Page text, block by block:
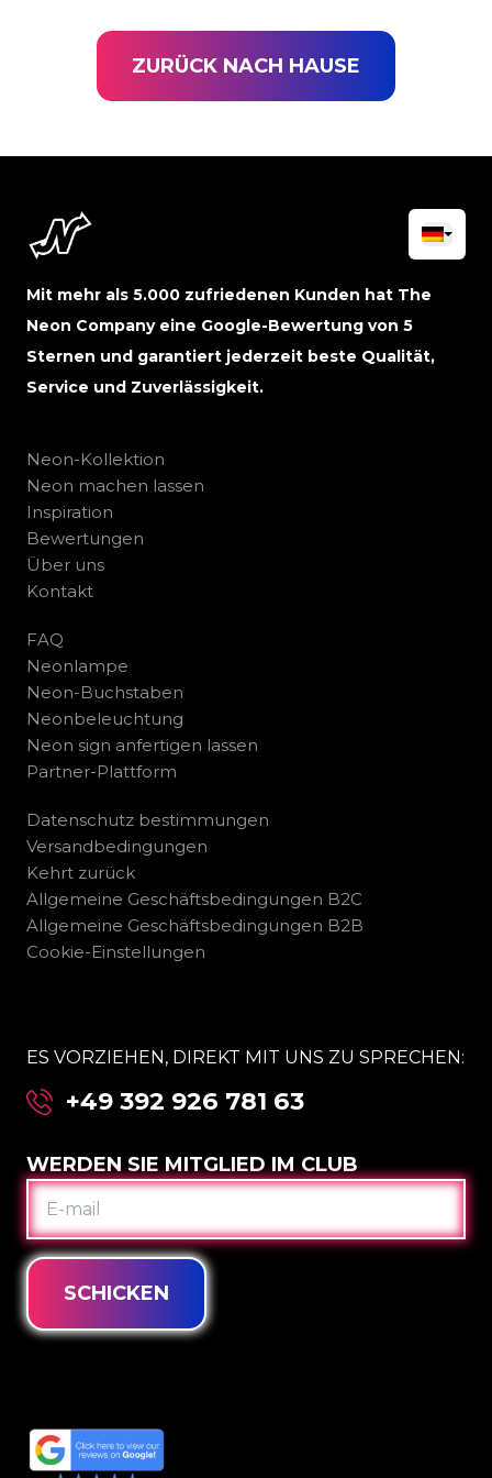
ZURÜCK NACH HAUSE
Mit mehr als 5.000 zufriedenen Kunden hat The
Neon Company eine Google-Bewertung von 5
Sternen und garantiert jederzeit beste Qualität,
Service und Zuverlässigkeit.
Neon-Kollektion
Neon machen lassen
Inspiration
Bewertungen
Über uns
Kontakt
FAQ
Neonlampe
Neon-Buchstaben
Neonbeleuchtung
Neon sign anfertigen lassen
Partner-Plattform
Datenschutz bestimmungen
Versandbedingungen
Kehrt zurück
Allgemeine Geschäftsbedingungen B2C
Allgemeine Geschäftsbedingungen B2B
Cookie-Einstellungen
ES VORZIEHEN, DIREKT MIT UNS ZU SPRECHEN:
+49 392 926 781 63
WERDEN SIE MITGLIED IM CLUB
E-
MAIL
SCHICKEN